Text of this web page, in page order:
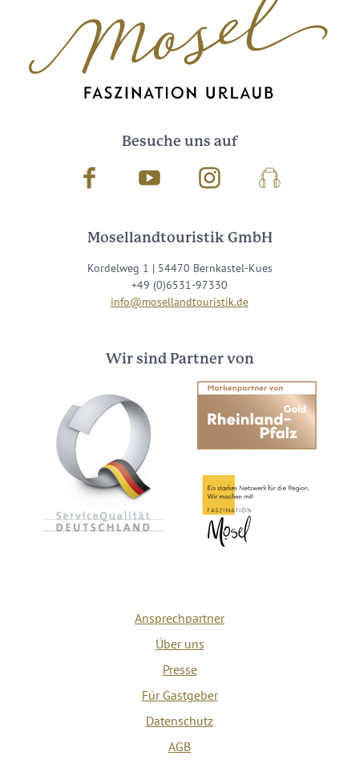
Besuche uns auf
Facebook Youtube InstagramPodcast
Mosellandtouristik GmbH
Kordelweg 1 | 54470 Bernkastel-Kues
+49 (0)6531-97330
info@mosellandtouristik.de
Wir sind Partner von
Ansprechpartner
Über uns
Presse
Für Gastgeber
Datenschutz
AGB